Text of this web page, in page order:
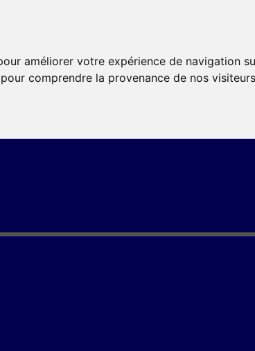
améliorer votre expérience de navigation
comprendre la provenance de nos